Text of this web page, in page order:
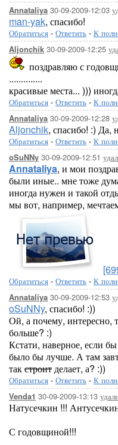
Annataliya 30-09-2009-12:03
man-yak, спасибо!
Обратиться - Ответить - К
Aljonchik 30-09-2009-12:25
поздравляю с
..............
красивые места... )))
Обратиться - Ответить - К
Annataliya 30-09-2009-12:28
Aljonchik, спасибо! :) Да,
Обратиться - Ответить - К
oSuNNy 30-09-2009-12:51
Annataliya, и мои
были иные.. мне тоже
иногда нужен и такой
мы вот, например,
Обратиться - Ответить - К
Annataliya 30-09-2009-12:53
oSuNNy, спасибо! :))
Ой, а почему, интересно,
больше? :)
Кстати, наверное, если
было бы лучше. А там
такстроитделает, а? :))
Обратиться - Ответить - К
Venda1 30-09-2009-13:13
Натусечкин !!!
С годовщиной!!!